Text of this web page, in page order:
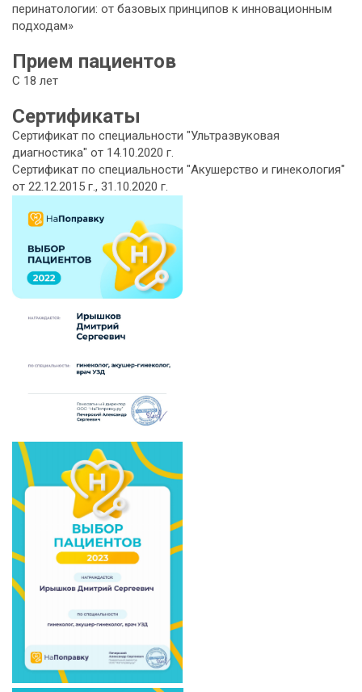
перинатологии: от базовых принципов к инновационным
подходам»
Прием пациентов
С 18 лет
Сертификаты
Сертификат по специальности "Ультразвуковая
диагностика" от 14.10.2020 г.
Сертификат по специальности "Акушерство и гинекология"
от 22.12.2015 г., 31.10.2020 г.